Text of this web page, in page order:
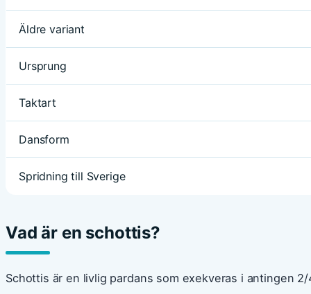
Äldre variant
Ursprung
Taktart
Dansform
Spridning till Sverige
Vad är en schottis?
Schottis är en livlig pardans som exekveras i antingen